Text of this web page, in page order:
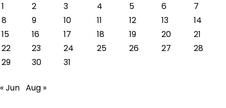
1 2 3 4 5 6
7
8
9 10 11 12 13
14
15
16 17 18 19 20
21
22
23 24 25 26 27
28
29
30 31
« Jun Aug »